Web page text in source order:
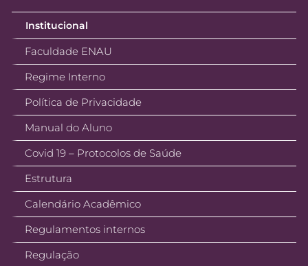
Institucional
Faculdade ENAU
Regime Interno
Política de Privacidade
Manual do Aluno
Covid 19 – Protocolos de Saúde
Estrutura
Calendário Acadêmico
Regulamentos internos
Regulação